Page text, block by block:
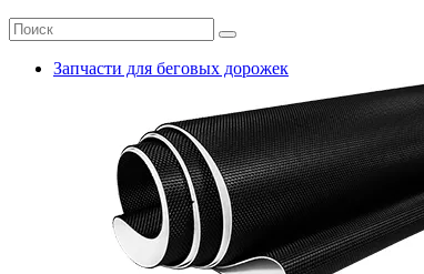
Запчасти для беговых дорожек